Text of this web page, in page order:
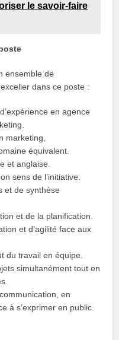
le savoir-faire
ensemble de
dans ce poste :
en agence
marketing,
équivalent.
et anglaise.
sens de l’initiative.
et de synthèse
et de la planification.
et d’agilité face aux
du travail en équipe.
simultanément tout en
en
à s’exprimer en public.